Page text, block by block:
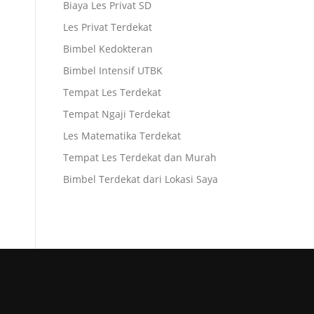
Biaya Les Privat SD
Les Privat Terdekat
Bimbel Kedokteran
Bimbel Intensif UTBK
Tempat Les Terdekat
Tempat Ngaji Terdekat
Les Matematika Terdekat
Tempat Les Terdekat dan Murah
Bimbel Terdekat dari Lokasi Saya